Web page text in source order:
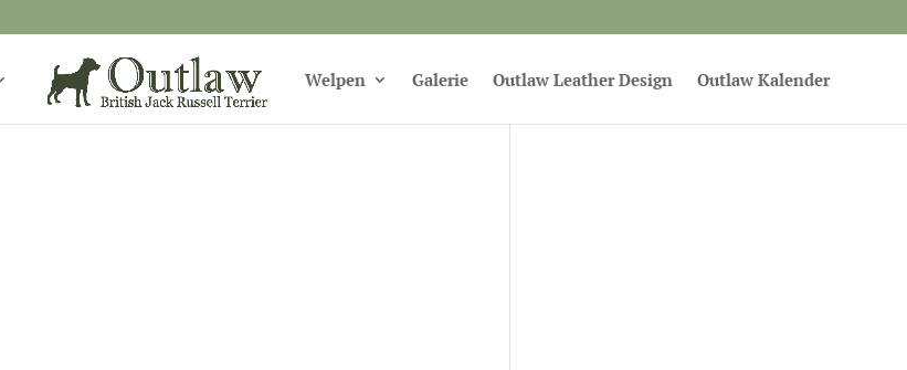
Welpen Galerie Outlaw Leather Design Outlaw Kalender